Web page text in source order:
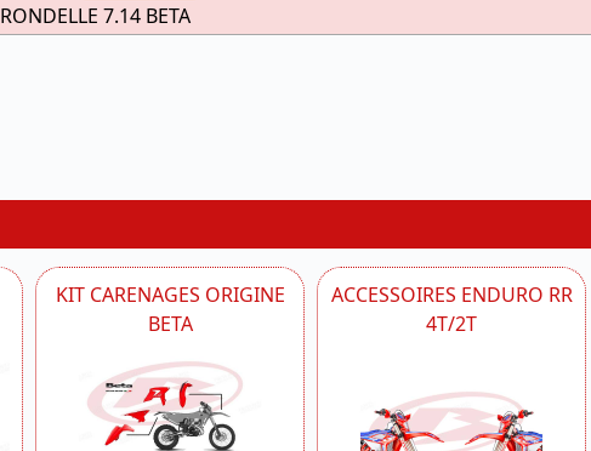
RONDELLE 7.14 BETA
KIT CARENAGES ORIGINE
BETA
ACCESSOIRES ENDURO RR
4T/2T